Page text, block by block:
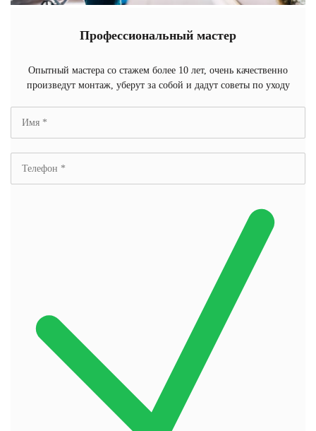
Профессиональный мастер
Опытный мастера со стажем более 10 лет, очень качественно
произведут монтаж, уберут за собой и дадут советы по уходу